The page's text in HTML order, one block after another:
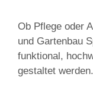
Ob Pflege oder
und Gartenbau
funktional,
gestaltet werden.